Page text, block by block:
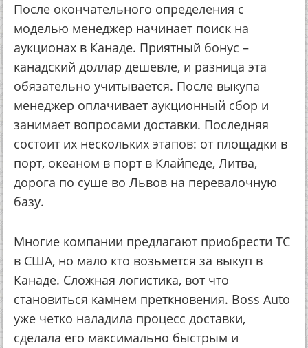
После окончательного определения с
моделью менеджер начинает поиск на
аукционах в Канаде. Приятный бонус –
канадский доллар дешевле, и разница эта
обязательно учитывается. После выкупа
менеджер оплачивает аукционный сбор и
занимает вопросами доставки. Последняя
состоит их нескольких этапов: от площадки в
порт, океаном в порт в Клайпеде, Литва,
дорога по суше во Львов на перевалочную
базу.
Многие компании предлагают приобрести ТС
в США, но мало кто возьмется за выкуп в
Канаде. Сложная логистика, вот что
становиться камнем преткновения. Boss Auto
уже четко наладила процесс доставки,
сделала его максимально быстрым и